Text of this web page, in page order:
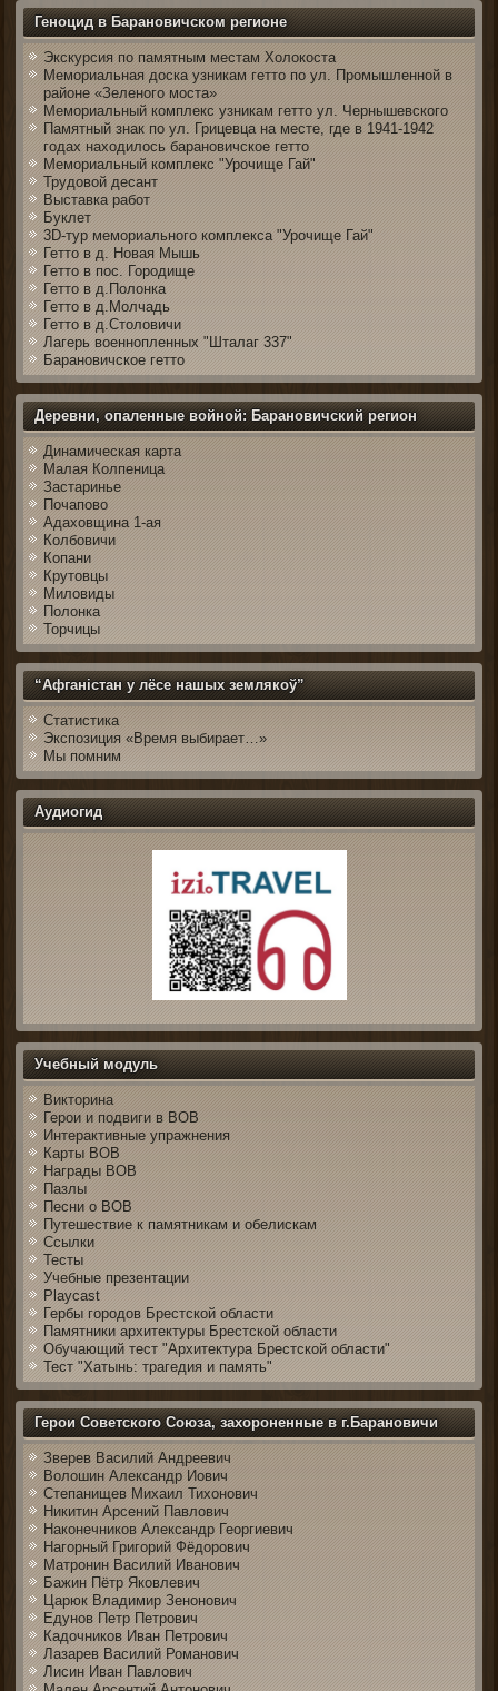
Геноцид в Барановичском регионе
Экскурсия по памятным местам Холокоста
Мемориальная доска узникам гетто по ул. Промышленной в
районе «Зеленого моста»
Мемориальный комплекс узникам гетто ул. Чернышевского
Памятный знак по ул. Грицевца на месте, где в 1941-1942
годах находилось барановичское гетто
Мемориальный комплекс "Урочище Гай"
Трудовой десант
Выставка работ
Буклет
3D-тур мемориального комплекса "Урочище Гай"
Гетто в д. Новая Мышь
Гетто в пос. Городище
Гетто в д.Полонка
Гетто в д.Молчадь
Гетто в д.Столовичи
Лагерь военнопленных "Шталаг 337"
Барановичское гетто
Деревни, опаленные войной: Барановичский регион
Динамическая карта
Малая Колпеница
Застаринье
Почапово
Адаховщина 1-ая
Колбовичи
Копани
Крутовцы
Миловиды
Полонка
Торчицы
“Афганістан у лёсе нашых землякоў”
Статистика
Экспозиция «Время выбирает…»
Мы помним
Аудиогид
Учебный модуль
Викторина
Герои и подвиги в ВОВ
Интерактивные упражнения
Карты ВОВ
Награды ВОВ
Пазлы
Песни о ВОВ
Путешествие к памятникам и обелискам
Ссылки
Тесты
Учебные презентации
Playcast
Гербы городов Брестской области
Памятники архитектуры Брестской области
Обучающий тест "Архитектура Брестской области"
Тест "Хатынь: трагедия и память"
Герои Советского Союза, захороненные в г.Барановичи
Зверев Василий Андреевич
Волошин Александр Иович
Степанищев Михаил Тихонович
Никитин Арсений Павлович
Наконечников Александр Георгиевич
Нагорный Григорий Фёдорович
Матронин Василий Иванович
Бажин Пётр Яковлевич
Царюк Владимир Зенонович
Едунов Петр Петрович
Кадочников Иван Петрович
Лазарев Василий Романович
Лисин Иван Павлович